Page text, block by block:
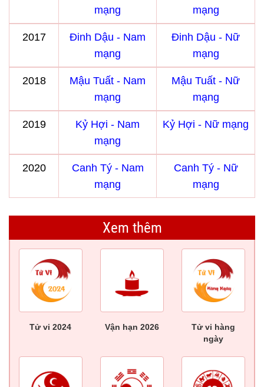
mạng
mạng
2017
Đinh Dậu - Nam
mạng
Đinh Dậu - Nữ
mạng
2018
Mậu Tuất - Nam
mạng
Mậu Tuất - Nữ
mạng
2019
Kỷ Hợi - Nam
mạng
Kỷ Hợi - Nữ mạng
2020
Canh Tý - Nam
mạng
Canh Tý - Nữ
mạng
Xem thêm
Tử vi 2024 Vận hạn 2026
Tử vi hàng
ngày